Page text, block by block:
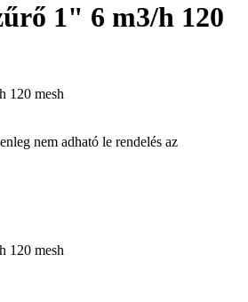
1" 6 m3/h 120
120 mesh
nem adható le rendelés az
120 mesh